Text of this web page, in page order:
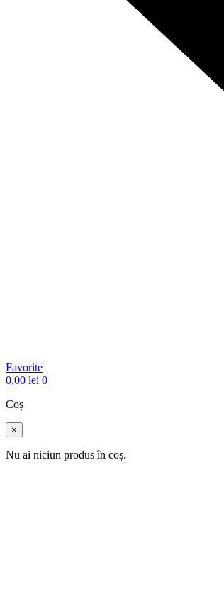
Favorite
0,00 lei 0
Coș
×
Nu ai niciun produs în coș.